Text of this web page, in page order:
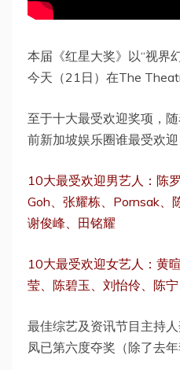
本届《红星大奖》以“视界
今天（21日）在The
至于十大最受欢迎奖项，
前新加坡娱乐圈谁最受欢迎
10大最受欢迎男艺人：陈
Goh、张耀栋、Pornsak、
谢俊峰、田铭耀
10大最受欢迎女艺人：黄
莹、陈碧玉、刘怡伶、陈
最佳综艺及资讯节目主持
凤已第六度夺奖（除了去年